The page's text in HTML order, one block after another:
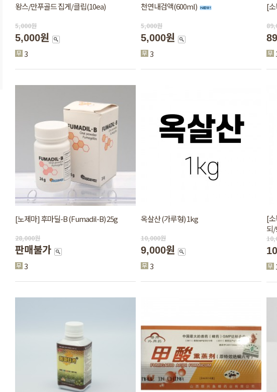
왕스/만푸골드 집게/클립(10ea)
5,000원
5,000원
3
천연내검액(600ml)
5,000원
5,000원
3
[
[노제마] 후마딜-B (Fumadil-B) 25g
28,000원
판매불가
3
옥살산 (가루형) 1kg
10,000원
9,000원
3
[
되